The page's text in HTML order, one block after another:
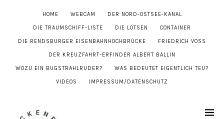
HOME WEBCAM DER NORD-OSTSEE-KANAL
DIE TRAUMSCHIFF-LISTE DIE LOTSEN CONTAINER
DIE RENDSBURGER EISENBAHNHOCHBRÜCKE FRIEDRICH VOSS
DER KREUZFAHRT-ERFINDER ALBERT BALLIN
WOZU EIN BUGSTRAHLRUDER? WAS BEDEUTET EIGENTLICH TEU?
VIDEOS IMPRESSUM/DATENSCHUTZ